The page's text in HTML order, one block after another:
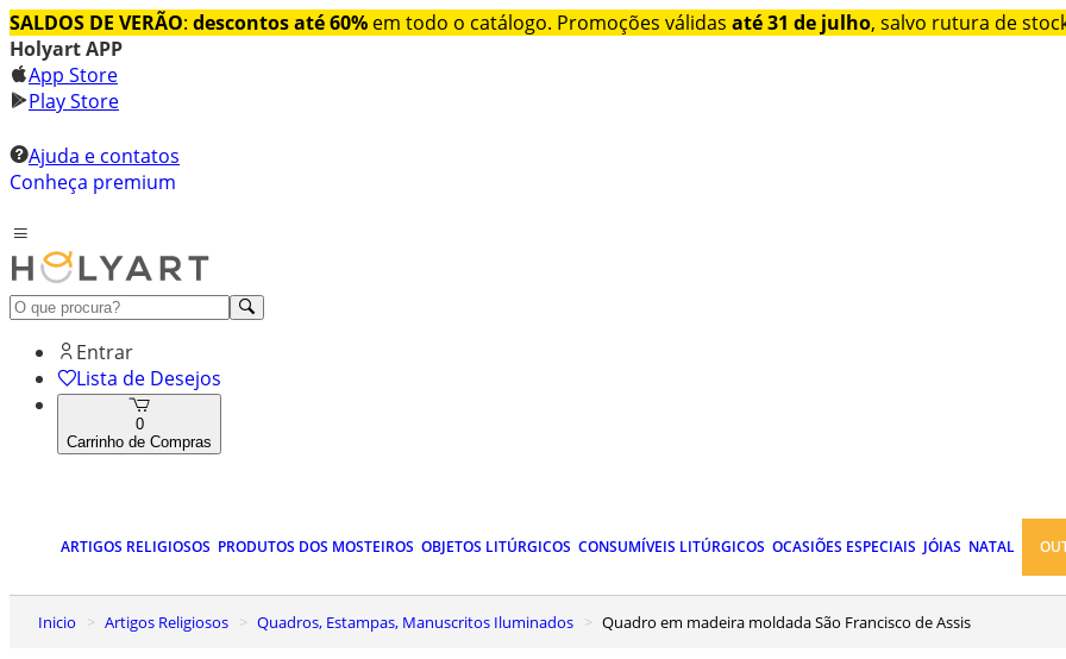
SALDOS DE VERÃO: descontos até 60% em todo o catálogo. Promoções válidas até 31 de julho, salvo rutura de
Holyart APP
App Store
Play Store
Ajuda e contatos
Conheça premium
Entrar
Lista de Desejos
0
Carrinho de Compras
ARTIGOS RELIGIOSOS PRODUTOS DOS MOSTEIROS OBJETOS LITÚRGICOS CONSUMÍVEIS LITÚRGICOS OCASIÕES ESPECIAIS JÓIAS NATAL
Inicio Artigos Religiosos Quadros, Estampas, Manuscritos Iluminados Quadro em madeira moldada São Francisco de Assis